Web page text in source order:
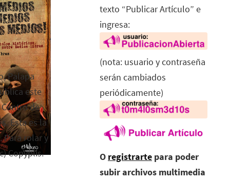
Palapa
este
de
Esta es la
Para rolar y
Copyplis.
texto “Publicar Artículo” e
ingresa:
(nota: usuario y contraseña
serán cambiados
periódicamente)
O registrarte para poder
subir archivos multimedia